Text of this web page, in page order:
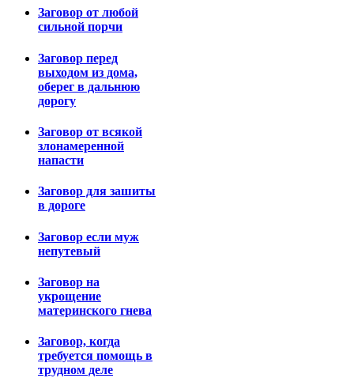
Заговор от любой
сильной порчи
Заговор перед
выходом из дома,
оберег в дальнюю
дорогу
Заговор от всякой
злонамеренной
напасти
Заговор для зашиты
в дороге
Заговор если муж
непутевый
Заговор на
укрощение
материнского гнева
Заговор, когда
требуется помощь в
трудном деле